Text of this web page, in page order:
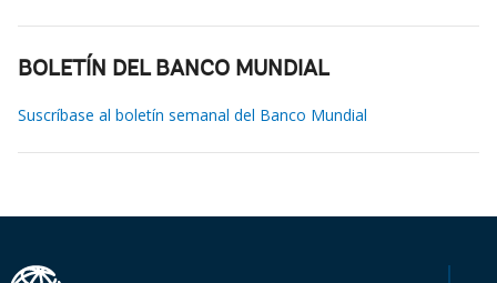
BOLETÍN DEL BANCO MUNDIAL
Suscríbase al boletín semanal del Banco Mundial